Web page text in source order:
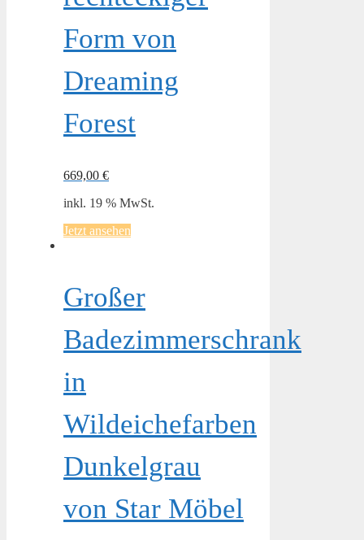
Form von
Dreaming
Forest
669,00 €
inkl. 19 % MwSt.
Jetzt ansehen
Großer
Badezimmerschrank
in
Wildeichefarben
Dunkelgrau
von Star Möbel